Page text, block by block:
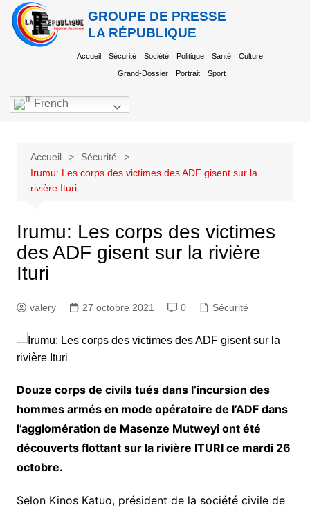
GROUPE DE PRESSE
LA RÉPUBLIQUE
Accueil Sécurité Société Politique Santé Culture
Grand-Dossier Portrait Sport
French
Accueil
Sécurité
Irumu: Les corps des victimes des ADF gisent sur la
rivière Ituri
Irumu: Les corps des victimes
des ADF gisent sur la rivière
Ituri
valery 27 octobre 2021 0 Sécurité
Douze corps de civils tués dans l’incursion des
hommes armés en mode opératoire de l’ADF dans
l’agglomération de Masenze Mutweyi ont été
découverts flottant sur la rivière ITURI ce mardi 26
octobre.
Selon Kinos Katuo, président de la société civile de